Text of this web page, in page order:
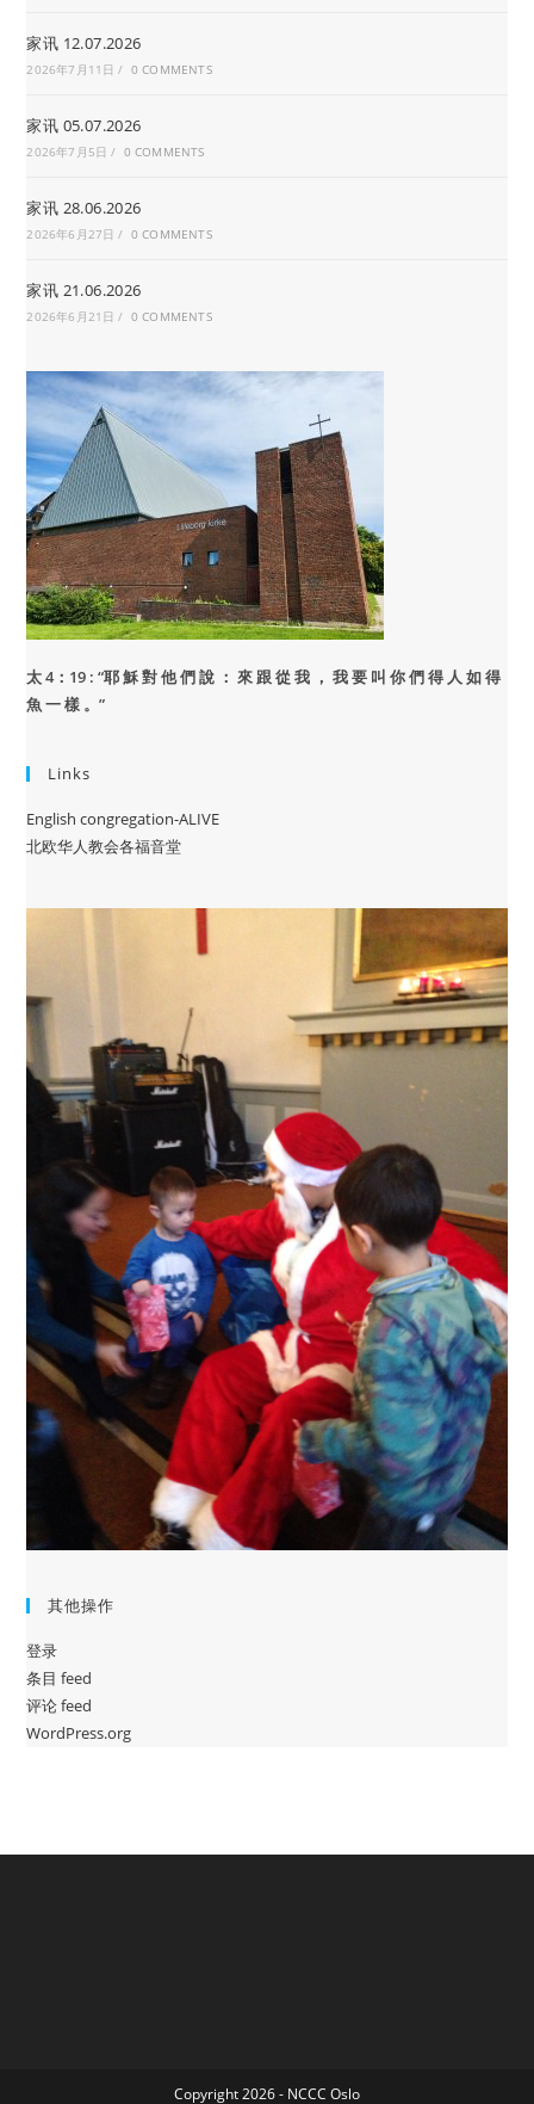
家讯 12.07.2026
2026年7月11日 / 0 COMMENTS
家讯 05.07.2026
2026年7月5日 / 0 COMMENTS
家讯 28.06.2026
2026年6月27日 / 0 COMMENTS
家讯 21.06.2026
2026年6月21日 / 0 COMMENTS
太 4：19 : “耶 穌 對 他 們 說 ： 來 跟 從 我 ， 我 要 叫 你 們 得 人 如 得
魚 一 樣 。”
Links
English congregation-ALIVE
北欧华人教会各福音堂
其他操作
登录
条目 feed
评论 feed
WordPress.org
Copyright 2026 - NCCC Oslo